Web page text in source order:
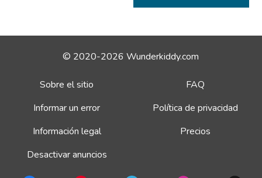
© 2020-2026 Wunderkiddy.com
Sobre el sitio
FAQ
Informar un error
Política de privacidad
Información legal
Precios
Desactivar anuncios